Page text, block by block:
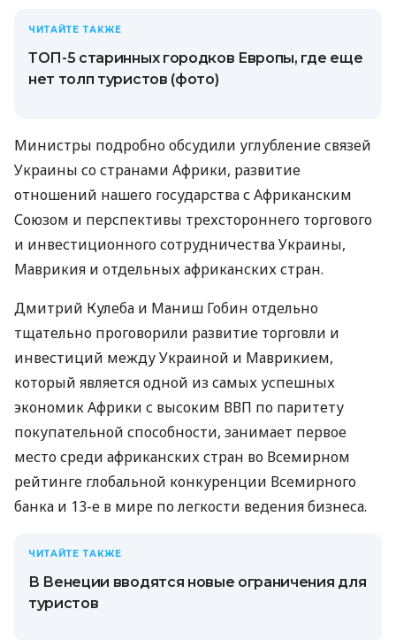
ЧИТАЙТЕ ТАКЖЕ
ТОП-5 старинных городков Европы, где еще
нет толп туристов (фото)
Министры подробно обсудили углубление связей
Украины со странами Африки, развитие
отношений нашего государства с Африканским
Союзом и перспективы трехстороннего торгового
и инвестиционного сотрудничества Украины,
Маврикия и отдельных африканских стран.
Дмитрий Кулеба и Маниш Гобин отдельно
тщательно проговорили развитие торговли и
инвестиций между Украиной и Маврикием,
который является одной из самых успешных
экономик Африки с высоким ВВП по паритету
покупательной способности, занимает первое
место среди африканских стран во Всемирном
рейтинге глобальной конкуренции Всемирного
банка и 13-е в мире по легкости ведения бизнеса.
ЧИТАЙТЕ ТАКЖЕ
В Венеции вводятся новые ограничения для
туристов